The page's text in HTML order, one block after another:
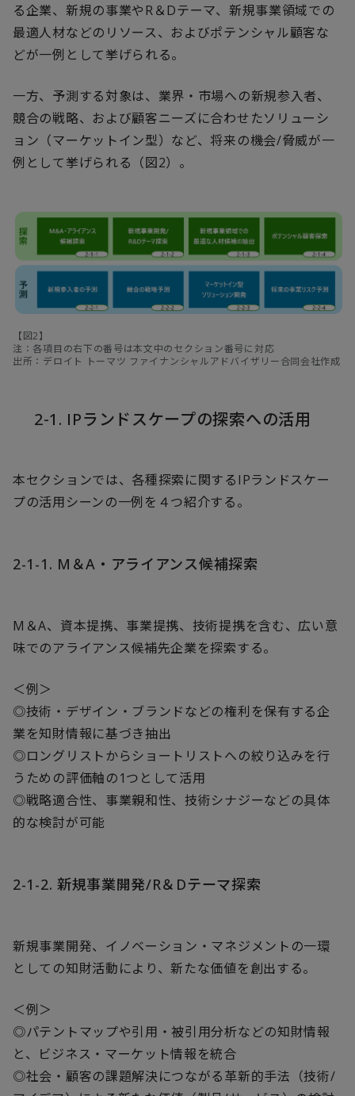
る企業、新規の事業やR＆Dテーマ、新規事業領域での
最適人材などのリソース、およびポテンシャル顧客な
どが一例として挙げられる。
一方、予測する対象は、業界・市場への新規参入者、
競合の戦略、および顧客ニーズに合わせたソリューシ
ョン（マーケットイン型）など、将来の機会/脅威が一
例として挙げられる（図2）。
【図2】
注：各項目の右下の番号は本文中のセクション番号に対応
出所：デロイト トーマツ ファイナンシャルアドバイザリー合同会社作成
2-1. IPランドスケープの探索への活用
本セクションでは、各種探索に関するIPランドスケー
プの活用シーンの一例を４つ紹介する。
2-1-1. M＆A・アライアンス候補探索
M＆A、資本提携、事業提携、技術提携を含む、広い意
味でのアライアンス候補先企業を探索する。
＜例＞
◎技術・デザイン・ブランドなどの権利を保有する企
業を知財情報に基づき抽出
◎ロングリストからショートリストへの絞り込みを行
うための評価軸の1つとして活用
◎戦略適合性、事業親和性、技術シナジーなどの具体
的な検討が可能
2-1-2. 新規事業開発/R＆Dテーマ探索
新規事業開発、イノベーション・マネジメントの一環
としての知財活動により、新たな価値を創出する。
＜例＞
◎パテントマップや引用・被引用分析などの知財情報
と、ビジネス・マーケット情報を統合
◎社会・顧客の課題解決につながる革新的手法（技術/